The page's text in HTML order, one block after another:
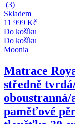
(3)
Skladem
11 999 Kč
Do košíku
Do košíku
Moonia
Matrace
středně
paměťové